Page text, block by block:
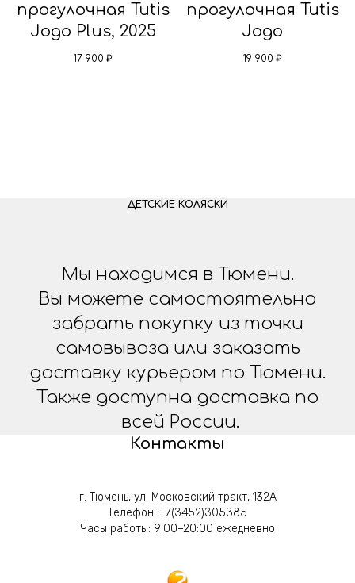
прогулочная Tutis
Jogo Plus, 2025
17 900 ₽
прогулочная Tutis
Jogo
19 900 ₽
ДЕТСКИЕ КОЛЯСКИ
Мы находимся в Тюмени.
Вы можете самостоятельно
забрать покупку из точки
самовывоза или заказать
доставку курьером по Тюмени.
Также доступна доставка по
всей России.
Контакты
г. Тюмень, ул. Московский тракт, 132А
Телефон: +7(3452)305385
Часы работы: 9:00–20:00 ежедневно